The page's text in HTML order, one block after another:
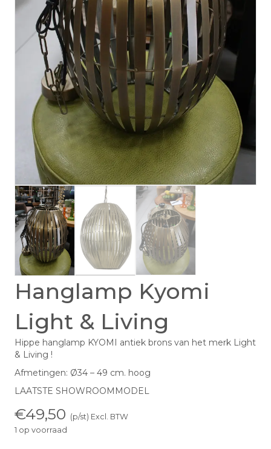
Hanglamp Kyomi
Light & Living
Hippe hanglamp KYOMI antiek brons van het merk Light
& Living !
Afmetingen: Ø34 – 49 cm. hoog
LAATSTE SHOWROOMMODEL
€49,50 (p/st) Excl. BTW
1 op voorraad